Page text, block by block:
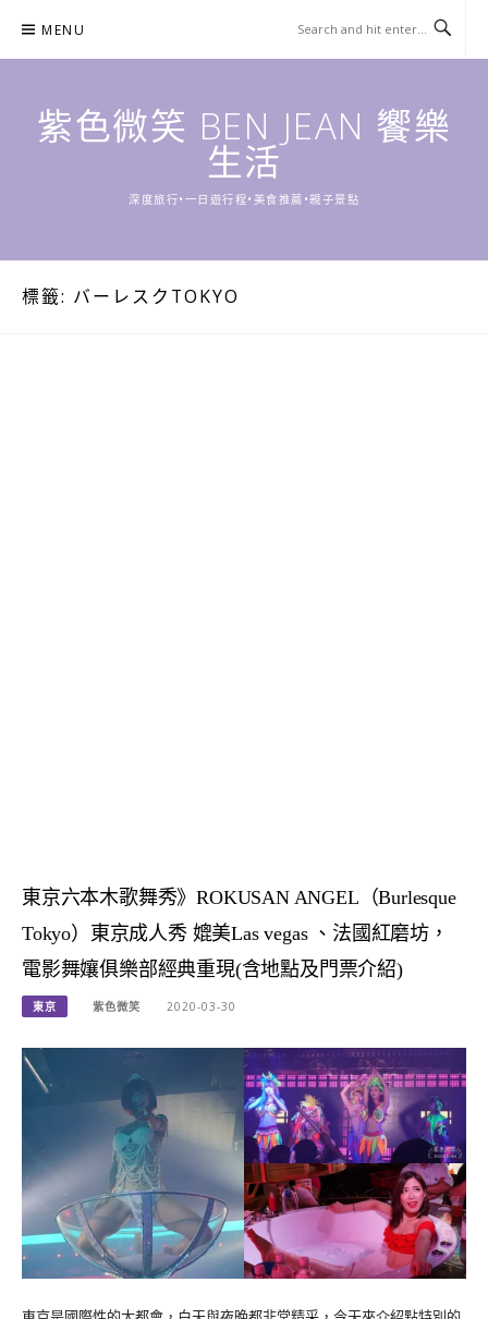
content
MENU
紫色微笑 BEN JEAN 饗樂
生活
深度旅行•一日遊行程•美食推薦•親子景點
標籤: バーレスクTOKYO
東京六本木歌舞秀》ROKUSAN ANGEL（Burlesque
Tokyo）東京成人秀 媲美Las vegas 、法國紅磨坊，
電影舞孃俱樂部經典重現(含地點及門票介紹)
東京 紫色微笑 2020-03-30